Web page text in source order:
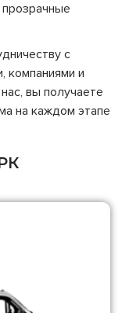
прозрачные
с
компаниями и
вы получаете
на каждом этапе